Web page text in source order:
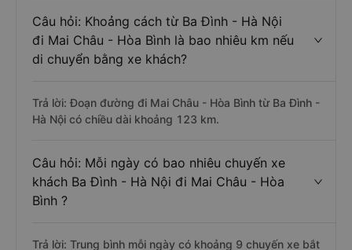
Câu hỏi: Khoảng cách từ Ba Đình - Hà Nội
đi Mai Châu - Hòa Bình là bao nhiêu km nếu
di chuyển bằng xe khách?
Trả lời: Đoạn đường đi Mai Châu - Hòa Bình từ Ba Đình -
Hà Nội có chiều dài khoảng 123 km.
Câu hỏi: Mỗi ngày có bao nhiêu chuyến xe
khách Ba Đình - Hà Nội đi Mai Châu - Hòa
Bình ?
Trả lời: Trung bình mỗi ngày có khoảng 9 chuyến xe bắt